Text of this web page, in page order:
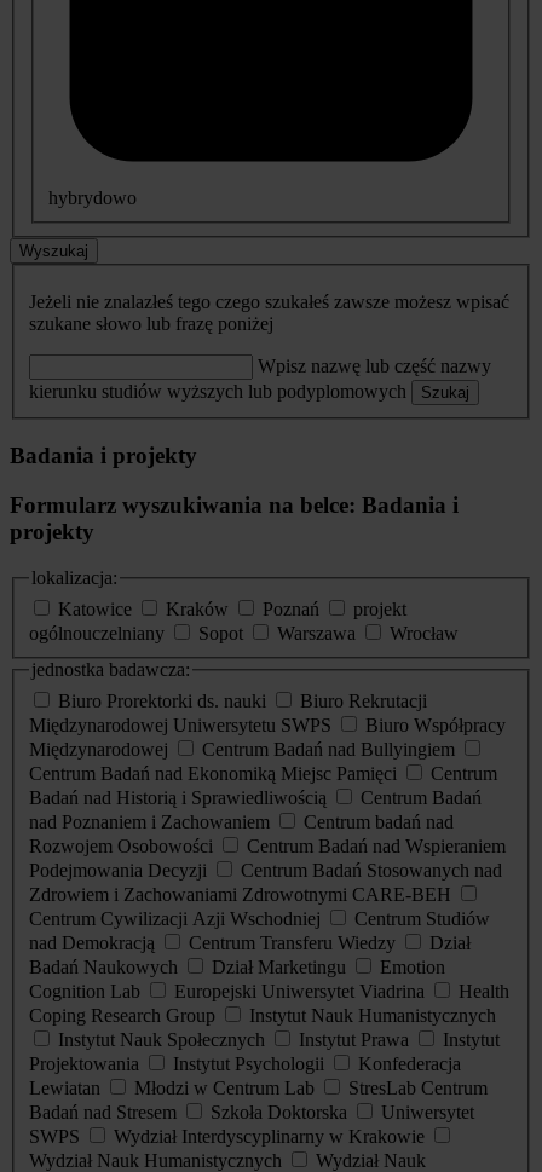
hybrydowo
Wyszukaj
Jeżeli nie znalazłeś tego czego szukałeś zawsze możesz wpisać
szukane słowo lub frazę poniżej
Wpisz nazwę lub część nazwy
kierunku studiów wyższych lub podyplomowych
Szukaj
Badania i projekty
Formularz wyszukiwania na belce: Badania i
projekty
lokalizacja:
Katowice
Kraków Poznań
projekt
ogólnouczelniany
Sopot Warszawa
Wrocław
jednostka badawcza:
Biuro Prorektorki ds. nauki
Biuro Rekrutacji
Międzynarodowej Uniwersytetu SWPS
Biuro Współpracy
Międzynarodowej
Centrum Badań nad Bullyingiem
Centrum Badań nad Ekonomiką Miejsc Pamięci
Centrum
Badań nad Historią i Sprawiedliwością
Centrum Badań
nad Poznaniem i Zachowaniem
Centrum badań nad
Rozwojem Osobowości
Centrum Badań nad Wspieraniem
Podejmowania Decyzji
Centrum Badań Stosowanych nad
Zdrowiem i Zachowaniami Zdrowotnymi CARE-BEH
Centrum Cywilizacji Azji Wschodniej
Centrum Studiów
nad Demokracją
Centrum Transferu Wiedzy
Dział
Badań Naukowych
Dział Marketingu
Emotion
Cognition Lab
Europejski Uniwersytet Viadrina
Health
Coping Research Group
Instytut Nauk Humanistycznych
Instytut Nauk Społecznych
Instytut Prawa
Instytut
Projektowania
Instytut Psychologii
Konfederacja
Lewiatan
Młodzi w Centrum Lab
StresLab Centrum
Badań nad Stresem
Szkoła Doktorska
Uniwersytet
SWPS
Wydział Interdyscyplinarny w Krakowie
Wydział Nauk Humanistycznych
Wydział Nauk